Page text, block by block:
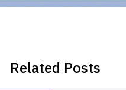
Related Posts